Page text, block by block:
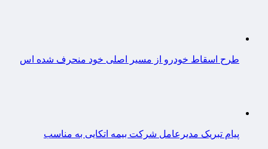
طرح اسقاط خودرو از مسیر اصلی خود منحرف شده اس
پیام تبریک مدیرعامل شرکت بیمه اتکایی به مناسب